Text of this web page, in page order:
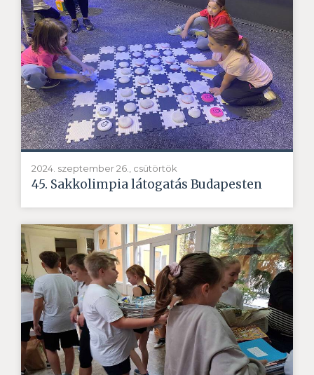
2024. szeptember 26., csütörtök
45. Sakkolimpia látogatás Budapesten